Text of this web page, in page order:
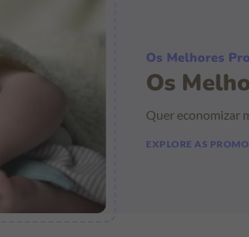
Os Melhores
Os
Quer economizar
EXPLORE AS